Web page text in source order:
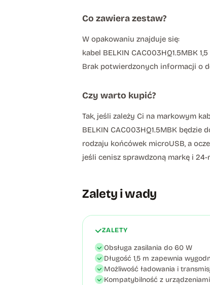
Co zawiera zestaw?
W opakowaniu znajduje się:
kabel BELKIN CAC003HQ1.5MBK
Brak potwierdzonych informacji o
Czy warto kupić?
Tak, jeśli zależy Ci na markowym
BELKIN CAC003HQ1.5MBK
rodzaju końcówek microUSB, a
jeśli cenisz sprawdzoną markę i
Zalety i wady
ZALETY
Obsługa zasilania do 60 W
Długość 1,5 m zapewnia
Możliwość ładowania i
Kompatybilność z